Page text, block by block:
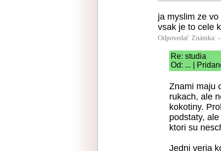
ja myslim ze
vsak je to cele
Odpovedať Známka:
Re: studia
Od: ... |
Znami maju
rukach, ale
kokotiny.
podstaty,
ktori su
Jedni veria